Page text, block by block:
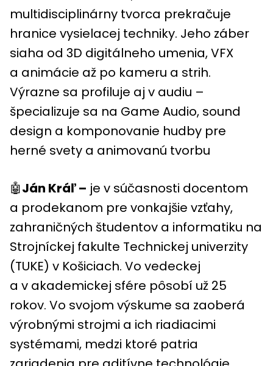
multidisciplinárny tvorca prekračuje
hranice vysielacej techniky. Jeho záber
siaha od 3D digitálneho umenia, VFX
a animácie až po kameru a strih.
Výrazne sa profiluje aj v audiu –
špecializuje sa na Game Audio, sound
design a komponovanie hudby pre
herné svety a animovanú tvorbu
🤖Ján Kráľ – je v súčasnosti docentom
a prodekanom pre vonkajšie vzťahy,
zahraničných študentov a informatiku na
Strojníckej fakulte Technickej univerzity
(TUKE) v Košiciach. Vo vedeckej
a v akademickej sfére pôsobí už 25
rokov. Vo svojom výskume sa zaoberá
výrobnými strojmi a ich riadiacimi
systémami, medzi ktoré patria